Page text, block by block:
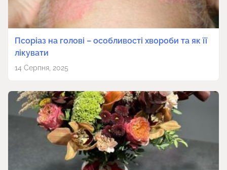
Псоріаз на голові – особливості хвороби та як її
лікувати
14 Серпня, 2025